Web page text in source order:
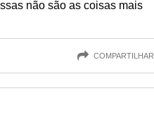
não são as coisas mais
COMPARTILHAR